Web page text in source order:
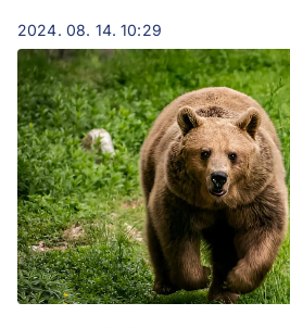
2024. 08. 14. 10:29